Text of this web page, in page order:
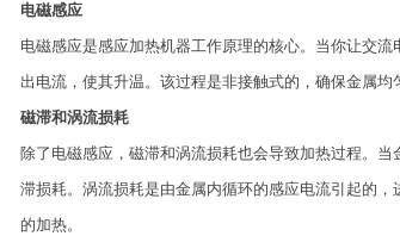
电磁感应
电磁感应是感应加热机器工作原理的核心。当你让交
出电流，使其升温。该过程是非接触式的，确保金属均
磁滞和涡流损耗
除了电磁感应，磁滞和涡流损耗也会导致加热过程。
滞损耗。涡流损耗是由金属内循环的感应电流引起的
的加热。